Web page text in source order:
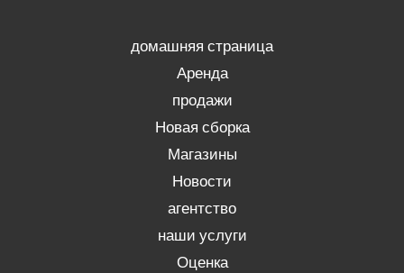
домашняя страница
Аренда
продажи
Новая сборка
Магазины
Новости
агентство
наши услуги
Оценка